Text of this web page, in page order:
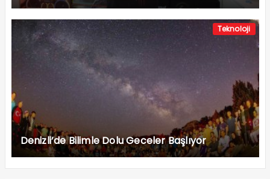
Teknoloji
Denizli’de Bilimle Dolu Geceler Başlıyor